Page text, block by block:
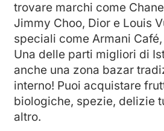
trovare marchi come
Jimmy Choo, Dior e Louis
speciali come Armani
Una delle parti migliori di
anche una zona bazar
interno! Puoi acquistare
biologiche, spezie, delizie
altro.